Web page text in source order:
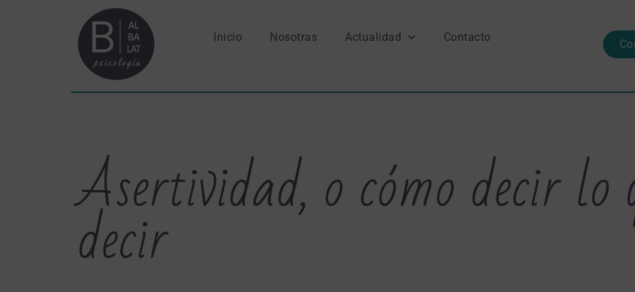
Inicio Nosotras Actualidad Contacto
Asertividad, o cómo decir lo
decir